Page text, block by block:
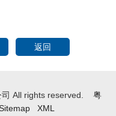
返回
司 All rights reserved. 粤
XML